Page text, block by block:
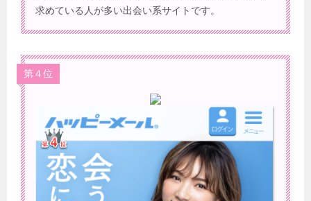
求めている人が多い出会い系サイトです。
第４位